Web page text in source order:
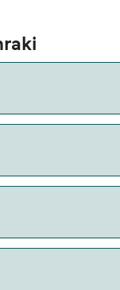
más